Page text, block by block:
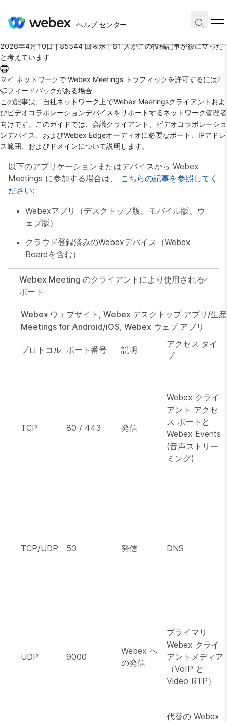
ヘルプ センター
投稿記事
2026年4月10日 |85544 回表示 |61 人がこの投稿記事が役に立った
と考えています
マイ ネットワークで Webex Meetings トラフィックを許可するには?
フィードバックがある場合
この記事は、自社ネットワーク上でWebex Meetingsクライアントおよ
びビデオコラボレーションデバイスをサポートするネットワーク管理者
向けです。このガイドでは、会議クライアント、ビデオコラボレーショ
ンデバイス、およびWebex Edgeオーディオに必要なポート、IPアドレ
ス範囲、およびドメインについて説明します。
以下のアプリケーションまたはデバイスから Webex
Meetings に参加する場合は、 こちらの記事を参照してく
ださい:
Webexアプリ（デスクトップ版、モバイル版、ウ
ェブ版）
クラウド登録済みのWebexデバイス（Webex
Boardを含む）
Webex Meeting のクライアントにより使用される
ポート
Webex ウェブサイト, Webex デスクトップ アプリ/生
Meetings for Android/iOS, Webex ウェブ アプリ
プロトコル ポート番号 説明
アクセス タイ
プ
TCP 80 / 443 発信
Webex クライ
アント アクセ
ス ポートと
Webex Events
(音声ストリー
ミング)
TCP/UDP 53 発信 DNS
UDP 9000
Webex へ
の発信
プライマリ
Webex クライ
アントメディア
（VoIP と
Video RTP）
代替の Webex